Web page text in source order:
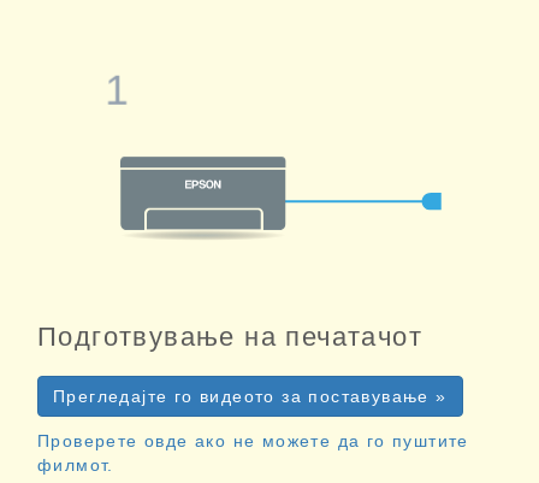
Подготвување на печатачот
Прегледајте го видеото за поставување »
Проверете овде ако не можете да го пуштите
филмот.